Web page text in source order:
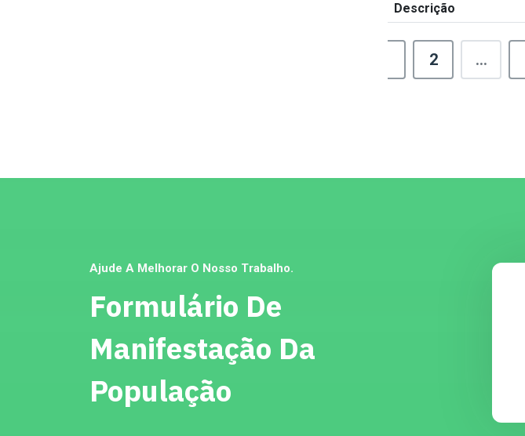
Descrição
2 ...
Ajude A Melhorar O Nosso Trabalho.
Formulário De
Manifestação Da
População